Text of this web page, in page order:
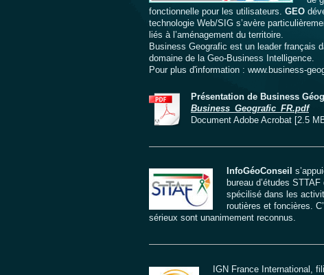
fonctionnelle pour les utilisateurs. GEO
technologie Web/SIG s’avère
liés à l’aménagement du territoire.
Business Geografic est un leader français
domaine de la Geo-Business Intelligence.
Pour plus d'information : www.business-
Présentation de Business
Business_Geografic_FR.pdf
Document Adobe Acrobat [2.5
InfoGéoConseil
bureau d’études
spécilisé dans les
routières et foncières.
sérieux sont unanimement reconnus.
IGN France International,